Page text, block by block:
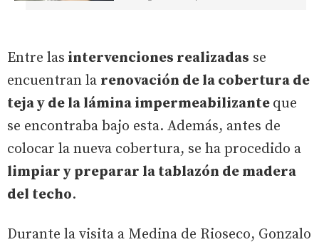
Entre las intervenciones realizadas se
encuentran la renovación de la cobertura de
teja y de la lámina impermeabilizante que
se encontraba bajo esta. Además, antes de
colocar la nueva cobertura, se ha procedido a
limpiar y preparar la tablazón de madera
del techo.
Durante la visita a Medina de Rioseco, Gonzalo